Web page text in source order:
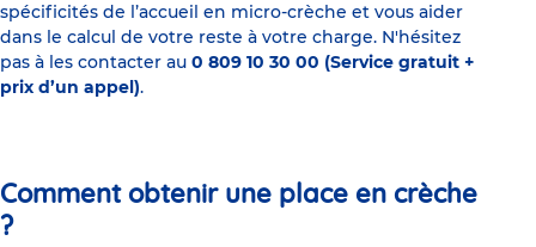
spécificités de l’accueil en micro-crèche et vous aider
dans le calcul de votre reste à votre charge. N'hésitez
pas à les contacter au 0 809 10 30 00 (Service gratuit +
prix d’un appel).
Comment obtenir une place en crèche
?